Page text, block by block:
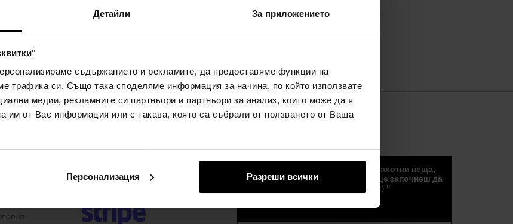
Детайли За приложението
съдържанието и рекламите, да предоставяме функции на
трафика си. Също така споделяме информация за начина, по който използвате
медии, рекламните си партньори и партньори за анализ, които може да я
им от Вас информация или с такава, която са събрали от ползването от Ваша
Персонализация Разреши всички
Плащане с наложен платеж
„Новини, тенденции и други страхотни неща,
които можете да получите, ако ще започнеш да
получаавте нашите съобщения :) "